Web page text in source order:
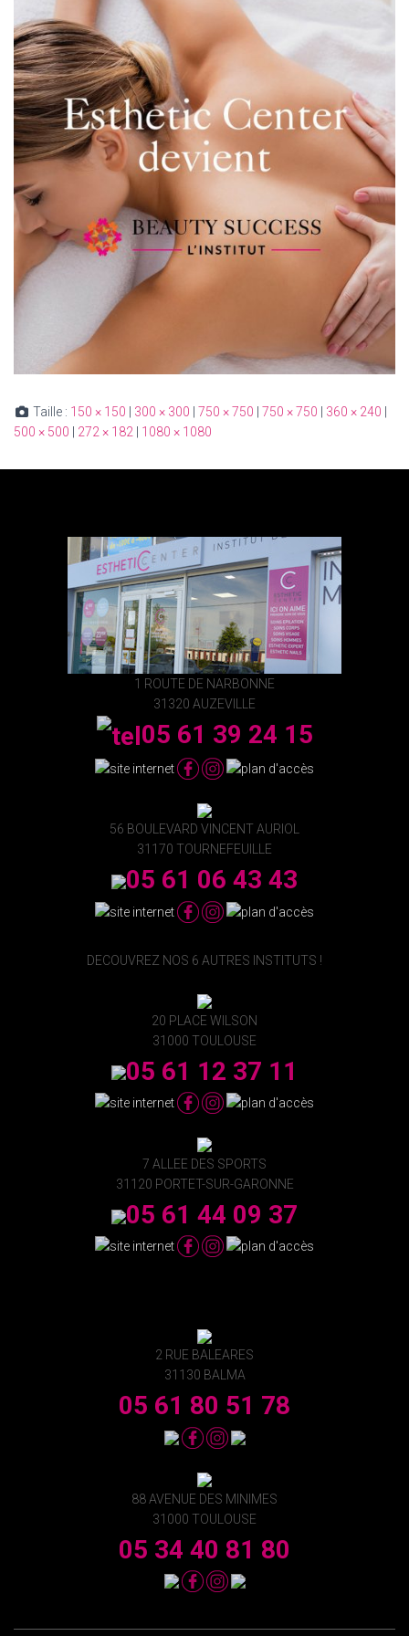
Taille : 150 × 150 300 × 300 750 × 750 750 × 750 360 × 240
500 × 500
272 × 182 1080 × 1080
1 ROUTE DE NARBONNE
31320 AUZEVILLE
05 61 39 24 15
56 BOULEVARD VINCENT AURIOL
31170 TOURNEFEUILLE
05 61 06 43 43
DECOUVREZ NOS 6 AUTRES INSTITUTS !
20 PLACE WILSON
31000 TOULOUSE
05 61 12 37 11
7 ALLEE DES SPORTS
31120 PORTET-SUR-GARONNE
05 61 44 09 37
2 RUE BALEARES
31130 BALMA
05 61 80 51 78
88 AVENUE DES MINIMES
31000 TOULOUSE
05 34 40 81 80